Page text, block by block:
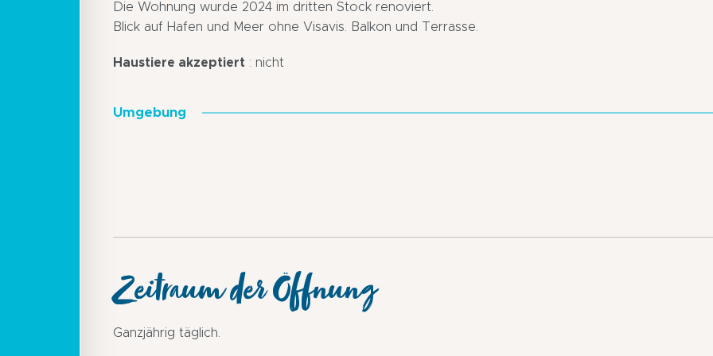
Die Wohnung wurde 2024 im dritten Stock renoviert.
Blick auf Hafen und Meer ohne Visavis. Balkon und Terrasse.
Haustiere akzeptiert : nicht
Umgebung
Zeitraum der Öffnung
Ganzjährig täglich.